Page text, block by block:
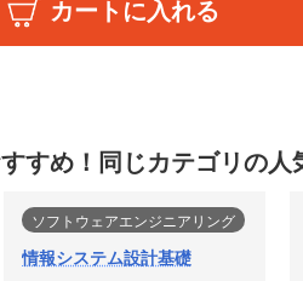
すめ！ 同じカテゴリの人
ソフトウェアエンジニアリング
情報システム設計基礎